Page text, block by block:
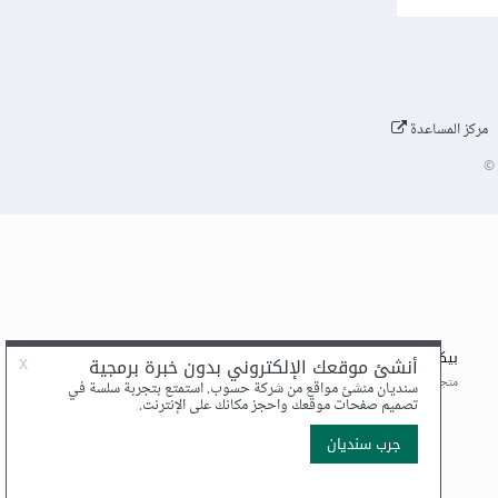
مركز المساعدة
©